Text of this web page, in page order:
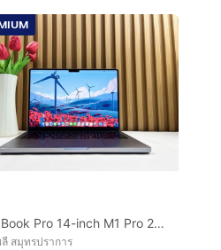
MacBook Pro 14-inch M1 Pro 2021 Ram32GB SSD1TB Space Gray
สมุทรปราการ